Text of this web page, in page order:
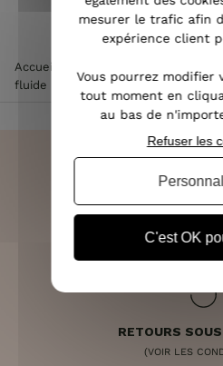
Accueil
fluide noire petites fleurs roses et
LIVRAISON
OFFERTE
RETOURS
(VOIR LES
mesurer le trafic afin
expérience client
Vous pourrez modifier
tout moment en
au bas de
C'est OK
Refuser les